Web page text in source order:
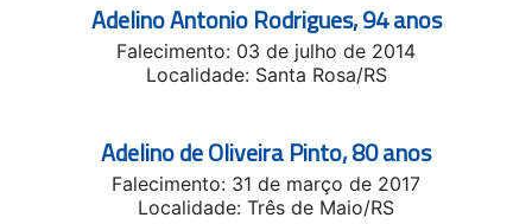
Adelino Antonio Rodrigues, 94 anos
Falecimento: 03 de julho de 2014
Localidade: Santa Rosa/RS
Adelino de Oliveira Pinto, 80 anos
Falecimento: 31 de março de 2017
Localidade: Três de Maio/RS